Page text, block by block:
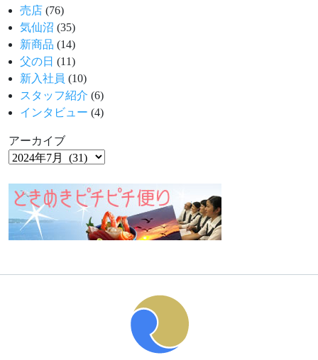
売店 (76)
気仙沼 (35)
新商品 (14)
父の日 (11)
新入社員 (10)
スタッフ紹介 (6)
インタビュー (4)
アーカイブ